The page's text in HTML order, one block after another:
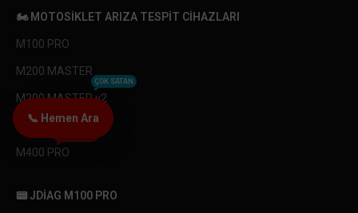
🏍️ MOTOSIKLET ARIZA TESPIT CIHAZLARI
M100 PRO
M200 MASTER
M200 MASTER v2
ÇOK SATAN
M300 EXPER
M400 PRO
📟 JDIAG M100 PRO
📞 Hemen Ara